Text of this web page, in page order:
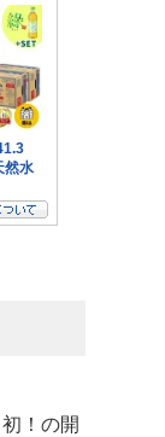
！の開